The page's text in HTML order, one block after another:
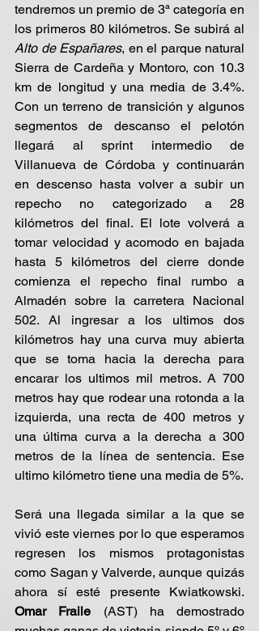
tendremos un premio de 3ª categoría en
Alto de Españares, en el parque natural
Sierra de Cardeña y Montoro, con 10.3
km de longitud y una media de 3.4%.
Con un terreno de transición y algunos
segmentos de descanso el pelotón
llegará al sprint intermedio de
Villanueva de Córdoba y continuarán
en descenso hasta volver a subir un
repecho no categorizado a 28
kilómetros del final. El lote volverá a
tomar velocidad y acomodo en bajada
hasta 5 kilómetros del cierre donde
comienza el repecho final rumbo a
Almadén sobre la carretera Nacional
502. Al ingresar a los ultimos dos
kilómetros hay una curva muy abierta
que se toma hacia la derecha para
encarar los ultimos mil metros. A 700
metros hay que rodear una rotonda a la
izquierda, una recta de 400 metros y
una última curva a la derecha a 300
metros de la línea de sentencia. Ese
ultimo kilómetro tiene una media de 5%.
Será una llegada similar a la que se
vivió este viernes por lo que esperamos
regresen los mismos protagonistas
como Sagan y Valverde, aunque quizás
Omar Fraile (AST) ha demostrado